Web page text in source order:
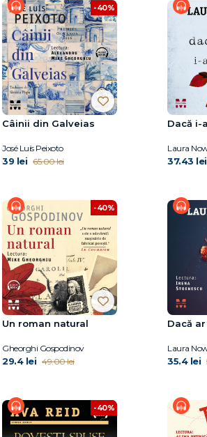
-40%
Câinii din Galveias
José Luís Peixoto
39 lei 65.00 lei
Dacă i-
Laura
37.43 lei
-40%
Un roman natural
Gheorghi Gospodinov
29.4 lei 49.00 lei
Dacă
Laura
35.4 lei
-40%